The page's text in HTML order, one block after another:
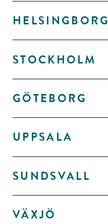
HELSINGBORG
STOCKHOLM
GÖTEBORG
UPPSALA
SUNDSVALL
VÄXJÖ